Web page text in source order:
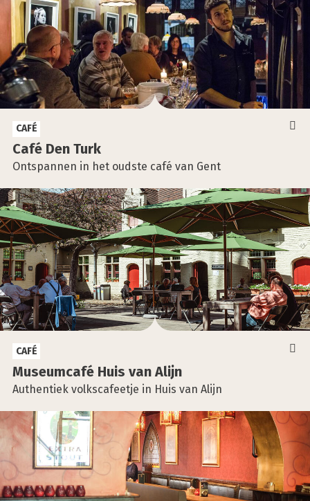
Café Den Turk
Ontspannen in het oudste café van Gent
CAFÉ
Muse­um­ca­fé Huis van Alijn
Authentiek volkscafeetje in Huis van Alijn
CAFÉ